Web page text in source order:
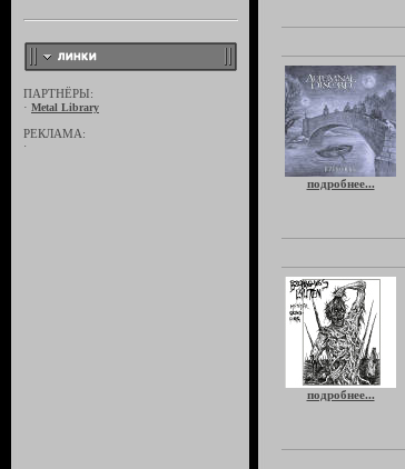
ПАРТНЁРЫ:
· Metal Library
РЕКЛАМА:
·
подробнее...
подробнее...